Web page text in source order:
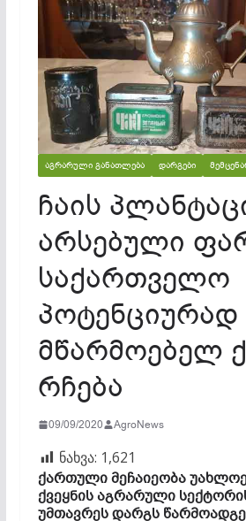
ᲐᲒᲠᲐᲠᲣᲚᲘ ᲒᲐᲜᲐᲗᲚᲔᲑᲐ ᲓᲐᲠᲒᲔᲑᲘ
ჩაის
არსებული
საქართველო
პოტენციურად
მწარმოებელ
რჩება
09/09/2020 AgroNews
ნახვა: 1,621
ქართული მეჩაიეობა
ქვეყნის აგრარული
უმთავრეს დარგს